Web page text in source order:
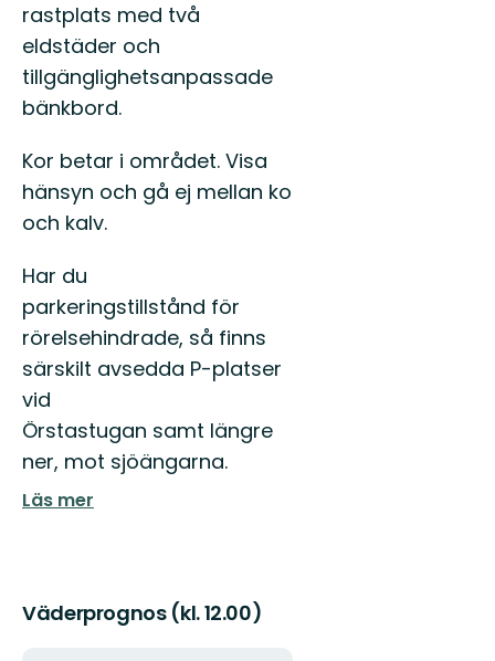
rastplats med två
eldstäder och
tillgänglighetsanpassade
bänkbord.
Kor betar i området. Visa
hänsyn och gå ej mellan ko
och kalv.
Har du
parkeringstillstånd för
rörelsehindrade, så finns
särskilt avsedda P-platser
vid
Örstastugan samt längre
ner, mot sjöängarna.
Läs mer
Väderprognos (kl. 12.00)